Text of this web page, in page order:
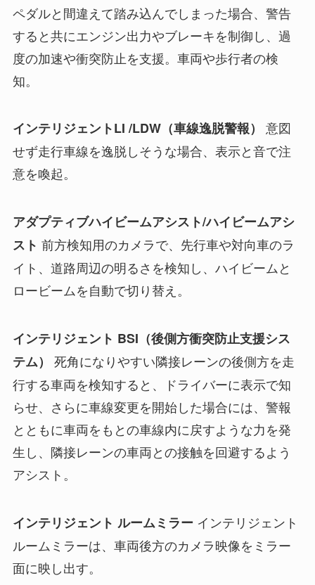
ペダルと間違えて踏み込んでしまった場合、警告
すると共にエンジン出力やブレーキを制御し、過
度の加速や衝突防止を支援。車両や歩行者の検
知。
インテリジェントLI /LDW（車線逸脱警報） 意図
せず走行車線を逸脱しそうな場合、表示と音で注
意を喚起。
アダプティブハイビームアシスト/ハイビームアシ
スト 前方検知用のカメラで、先行車や対向車のラ
イト、道路周辺の明るさを検知し、ハイビームと
ロービームを自動で切り替え。
インテリジェント BSI（後側方衝突防止支援シス
テム） 死角になりやすい隣接レーンの後側方を走
行する車両を検知すると、ドライバーに表示で知
らせ、さらに車線変更を開始した場合には、警報
とともに車両をもとの車線内に戻すような力を発
生し、隣接レーンの車両との接触を回避するよう
アシスト。
インテリジェント ルームミラー インテリジェント
ルームミラーは、車両後方のカメラ映像をミラー
面に映し出す。